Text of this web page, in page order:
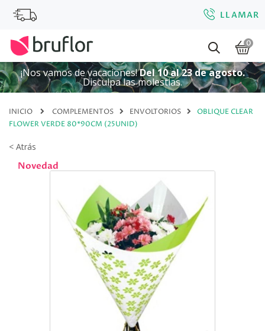
LLAMAR
0
¡Nos vamos de vacaciones!Del 10 al 23 de agosto.
Disculpa las molestias.
INICIO COMPLEMENTOS ENVOLTORIOS
OBLIQUE CLEAR
FLOWER VERDE 80*90CM (25UNID)
< Atrás
Novedad